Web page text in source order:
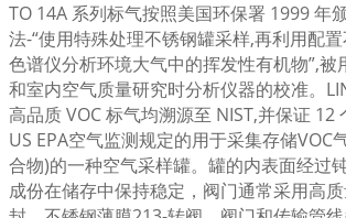
TO 14A 系列标气按照美国环保署 1999 年
法-“使用特殊处理不锈钢罐采样,再利用配
色谱仪分析环境大气中的挥发性有机物”,被
和室内空气质量研究时分析仪器的校准。
高品质 VOC 标气均溯源至 NIST,并保证 12
US EPA空气监测规定的用于采集存储VOC
合物)的一种空气采样罐。罐的内表面经过
成份在储存中保持稳定，阀门通常采用高